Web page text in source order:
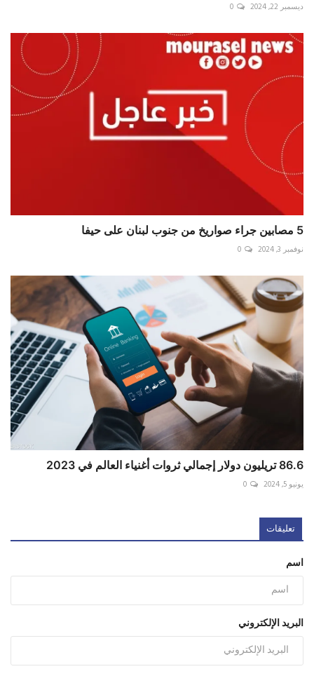
ديسمبر 22, 2024 0
5 مصابين جراء صواريخ من جنوب لبنان على حيفا ⁧‫
نوفمبر 3, 2024 0
86.6 تريليون دولار إجمالي ثروات أغنياء العالم في 2023
يونيو 5, 2024 0
تعليقات
اسم
البريد الإلكتروني